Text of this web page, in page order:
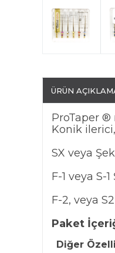
ÜRÜN
ProTaper ®
Konik
SX veya
F-1 veya
F-2, veya
Paket
Diğer